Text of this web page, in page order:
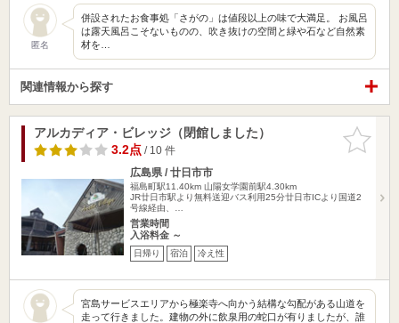
匿名
併設されたお食事処「さがの」は値段以上の味で大満足。 お風呂
は露天風呂こそないものの、吹き抜けの空間と緑や石など自然素
材を…
関連情報から探す
お気に入
りに追加
アルカディア・ビレッジ（閉館しました）
3.2点/ 10 件
広島県 / 廿日市市
福島町駅11.40km 山陽女学園前駅4.30km
JR廿日市駅より無料送迎バス利用25分廿日市ICより国道2
号線経由、…
営業時間
入浴料金 ～
日帰り 宿泊 冷え性
宮島サービスエリアから極楽寺へ向かう結構な勾配がある山道を
走って行きました。建物の外に飲泉用の蛇口が有りましたが、誰